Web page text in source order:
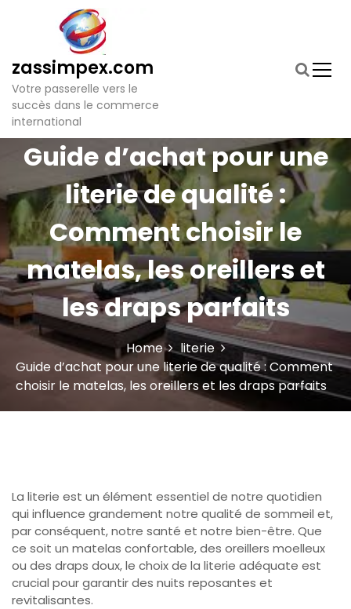
n
zassimpex.com
Votre passerelle vers le
succès dans le commerce
international
Guide d’achat pour une
literie de qualité :
Comment choisir le
matelas, les oreillers et
les draps parfaits
Home
literie
Guide d’achat pour une literie de qualité : Comment
choisir le matelas, les oreillers et les draps parfaits
La literie est un élément essentiel de notre quotidien
qui influence grandement notre qualité de sommeil et,
par conséquent, notre santé et notre bien-être. Que
ce soit un matelas confortable, des oreillers moelleux
ou des draps doux, le choix de la literie adéquate est
crucial pour garantir des nuits reposantes et
revitalisantes.